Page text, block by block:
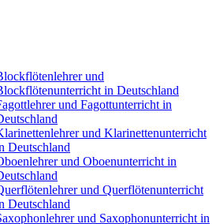
und
in Deutschland
und Fagottunterricht in
und Klarinettenunterricht
Deutschland
und Oboenunterricht in
und Querflötenunterricht
Deutschland
und Saxophonunterricht in